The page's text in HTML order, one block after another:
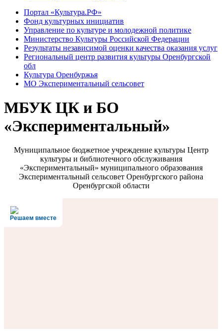
Портал «Культура.РФ»
Фонд культурных инициатив
Управление по культуре и молодежной политике
Министерство Культуры Российской Федерации
Результаты независимой оценки качества оказания услуг
Региональный центр развития культуры Оренбургской
обл
Культура Оренбуржья
МО Экспериментальный сельсовет
МБУК ЦК и БО
«Экспериментальный»
Муниципальное бюджетное учреждение культуры Центр
культуры и библиотечного обслуживания
«Экспериментальный» муниципального образования
Экспериментальный сельсовет Оренбургского района
Оренбургской области
Решаем вместе